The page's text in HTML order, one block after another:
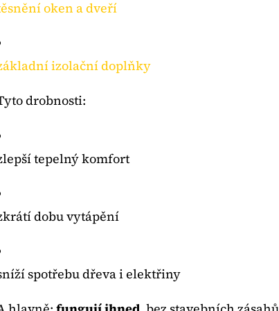
oken a dveří
izolační doplňky
drobnosti:
tepelný komfort
dobu vytápění
spotřebu dřeva i elektřiny